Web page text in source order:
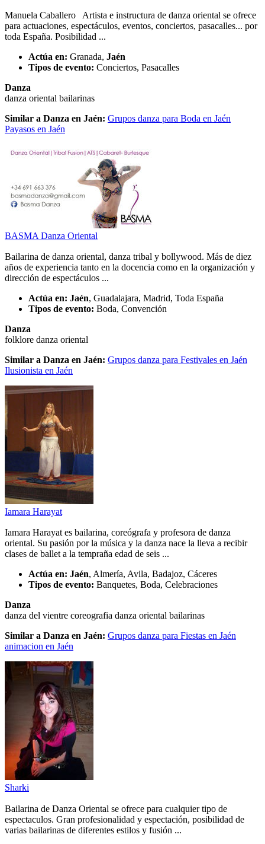
Manuela Caballero Artista e instructura de danza oriental se ofrece
para actuaciones, espectáculos, eventos, conciertos, pasacalles... por
toda España. Posibilidad ...
Actúa en: Granada, Jaén
Tipos de evento: Conciertos, Pasacalles
Danza
danza oriental bailarinas
Similar a Danza en Jaén: Grupos danza para Boda en Jaén
Payasos en Jaén
BASMA Danza Oriental
Bailarina de danza oriental, danza tribal y bollywood. Más de diez
años de experiencia tanto en la docencia como en la organización y
dirección de espectáculos ...
Actúa en: Jaén, Guadalajara, Madrid, Toda España
Tipos de evento: Boda, Convención
Danza
folklore danza oriental
Similar a Danza en Jaén: Grupos danza para Festivales en Jaén
Ilusionista en Jaén
Iamara Harayat
Iamara Harayat es bailarina, coreógrafa y profesora de danza
oriental. Su pasión por la música y la danza nace la lleva a recibir
clases de ballet a la tempraña edad de seis ...
Actúa en: Jaén, Almería, Avila, Badajoz, Cáceres
Tipos de evento: Banquetes, Boda, Celebraciones
Danza
danza del vientre coreografia danza oriental bailarinas
Similar a Danza en Jaén: Grupos danza para Fiestas en Jaén
animacion en Jaén
Sharki
Bailarina de Danza Oriental se ofrece para cualquier tipo de
espectaculos. Gran profesionalidad y espectación, posibilidad de
varias bailarinas de diferentes estilos y fusión ...